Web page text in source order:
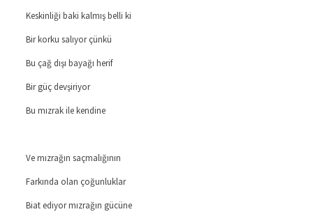
Keskinliği baki kalmış belli ki
Bir korku salıyor çünkü
Bu çağ dışı bayağı herif
Bir güç devşiriyor
Bu mızrak ile kendine
Ve mızrağın saçmalığının
Farkında olan çoğunluklar
Biat ediyor mızrağın gücüne